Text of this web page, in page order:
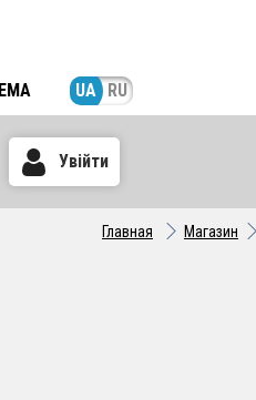
UA RU
Увійти
Главная Магазин